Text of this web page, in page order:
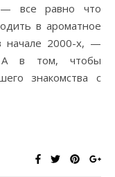
все равно что
в ароматное
начале 2000-х, —
А в том, чтобы
знакомства с